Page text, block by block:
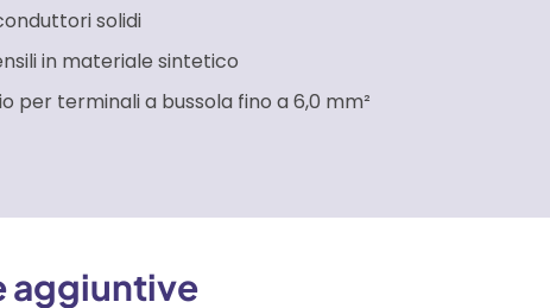
solidi
in materiale sintetico
per terminali a bussola fino a 6,0 mm²
aggiuntive